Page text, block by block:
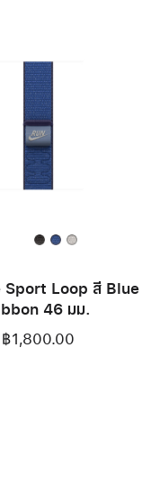
Sport Loop สี Blue
46 มม.
฿1,800.00